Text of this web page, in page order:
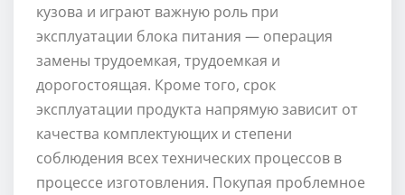
кузова и играют важную роль при
эксплуатации блока питания — операция
замены трудоемкая, трудоемкая и
дорогостоящая. Кроме того, срок
эксплуатации продукта напрямую зависит от
качества комплектующих и степени
соблюдения всех технических процессов в
процессе изготовления. Покупая проблемное